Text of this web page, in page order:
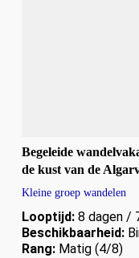
Begeleide
de kust van de
Kleine groep wandelen
Looptijd:8 dagen /
Beschikbaarheid:
Rang:Matig (4/8)